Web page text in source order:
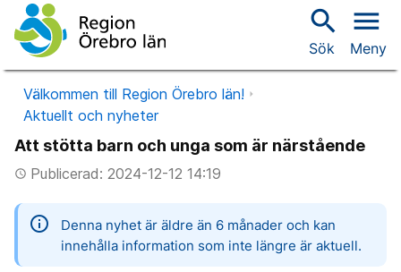
search
Sök
menu
Meny
Välkommen till Region Örebro län!
Aktuellt och nyheter
Att stötta barn och unga som är närstående
access_timePublicerad: 2024-12-12 14:19
information
Denna nyhet är äldre än 6 månader och kan
innehålla information som inte längre är aktuell.